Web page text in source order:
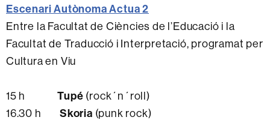
Escenari Autònoma Actua 2
Entre la Facultat de Ciències de l’Educació i la
Facultat de Traducció i Interpretació, programat per
Cultura en Viu
15 hTupé (rock´n´roll)
16.30 h Skoria (punk rock)